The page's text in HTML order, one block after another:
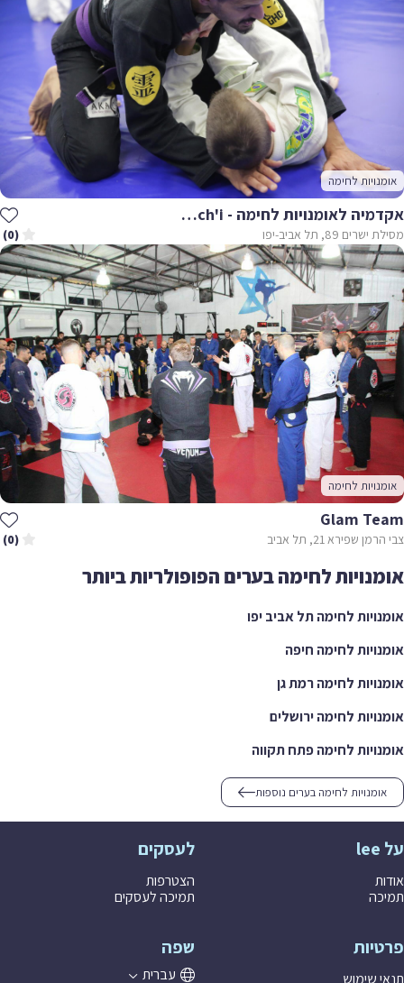
אומנויות לחימה
אקדמיה לאומנויות לחימה - Akach'i
מסילת ישרים 89, תל אביב-יפו (0)
אומנויות לחימה
Glam Team
צבי הרמן שפירא 21, תל אביב (0)
אומנויות לחימה בערים הפופולריות ביותר
אומנויות לחימה תל אביב יפו
אומנויות לחימה חיפה
אומנויות לחימה רמת גן
אומנויות לחימה ירושלים
אומנויות לחימה פתח תקווה
אומנויות לחימה בערים נוספות
על lee
אודות
תמיכה
לעסקים
הצטרפות
תמיכה לעסקים
פרטיות שפה
עברית